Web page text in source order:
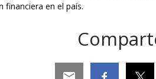
financiera en el país.